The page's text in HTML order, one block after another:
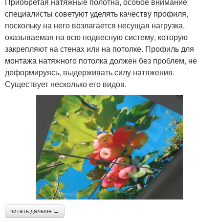
специалисты советуют уделять качеству профиля,
поскольку на него возлагается несущая нагрузка,
оказываемая на всю подвесную систему, которую
закрепляют на стенах или на потолке. Профиль для
монтажа натяжного потолка должен без проблем, не
деформируясь, выдерживать силу натяжения.
Существует несколько его видов.
читать дальше →